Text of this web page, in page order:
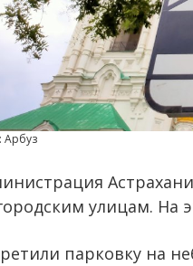
Арбуз
улицам. На
парковку на